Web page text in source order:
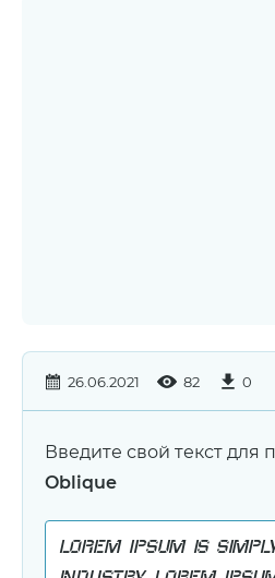
26.06.2021 82 0
Введите свой текст
Oblique